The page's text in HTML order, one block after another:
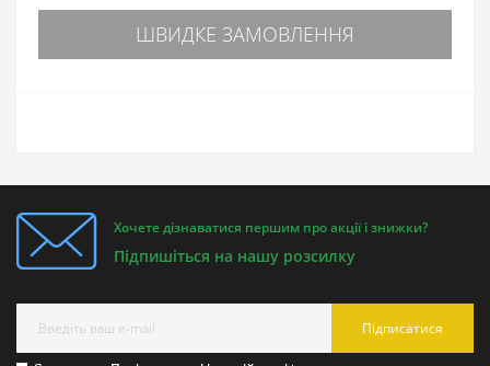
ШВИДКЕ ЗАМОВЛЕННЯ
Хочете дізнаватися першим про акції і знижки?
Підпишіться на нашу розсилку
Підписатися